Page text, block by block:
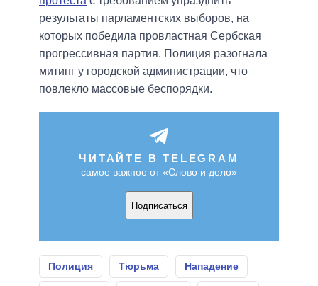
результаты парламентских выборов, на
которых победила провластная Сербская
прогрессивная партия. Полиция разогнала
митинг у городской администрации, что
повлекло массовые беспорядки.
ЧИТАЙТЕ В TELEGRAM
самое важное от «Слово и дело»
Подписаться
Полиция Тюрьма Нападение